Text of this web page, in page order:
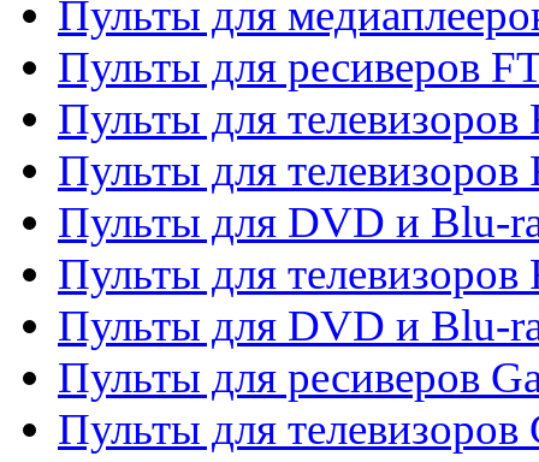
Пульты для
Пульты для ресиверов
Пульты для телевизоров
Пульты для телевизоров
Пульты для DVD и Blu-
Пульты для телевизоров
Пульты для DVD и Blu-
Пульты для ресиверов
Пульты для телевизоров